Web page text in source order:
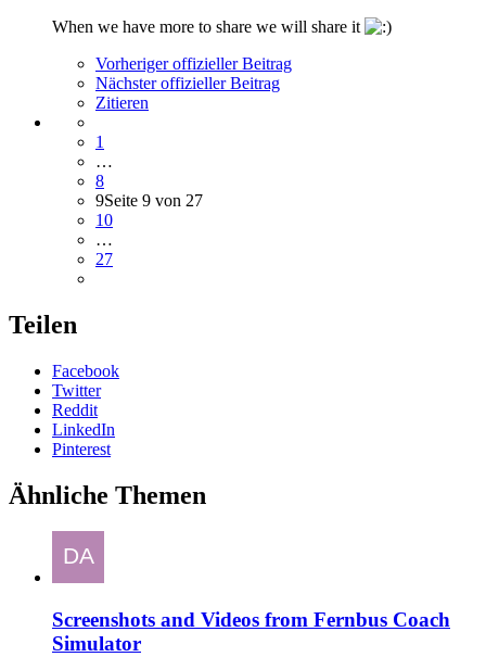
When we have more to share we will share it
Vorheriger offizieller Beitrag
Nächster offizieller Beitrag
Zitieren
1
…
8
9Seite 9 von 27
10
…
27
Teilen
Facebook
Twitter
Reddit
LinkedIn
Pinterest
Ähnliche Themen
Screenshots and Videos from Fernbus Coach
Simulator